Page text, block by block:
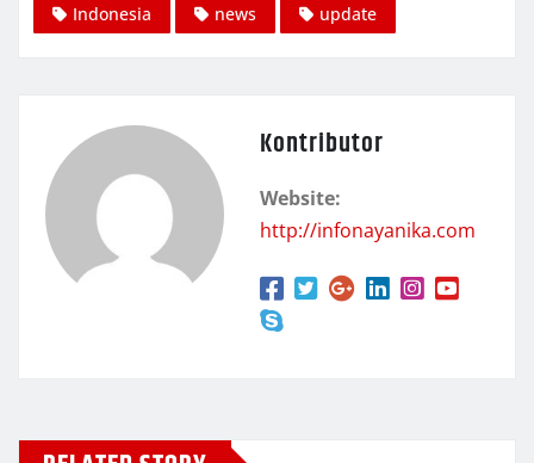
Indonesia news update
Kontributor
Website:
http://infonayanika.com